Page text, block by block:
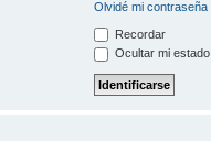
Olvidé mi contraseña
Recordar
Ocultar mi